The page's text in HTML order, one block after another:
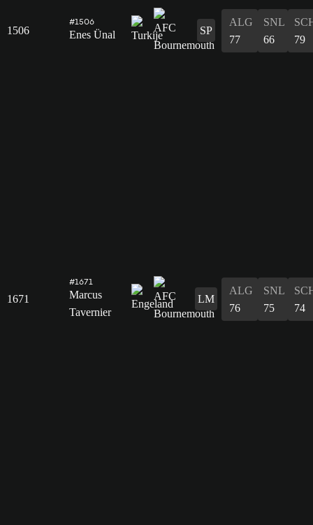
1506
#1506
Enes Ünal SP
ALG
77
SNL
66
79
1671
#1671
Marcus
Tavernier
LM
ALG
76
SNL
75
74